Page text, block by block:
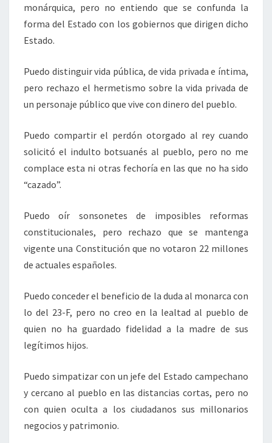
monárquica, pero no entiendo que se confunda la
forma del Estado con los gobiernos que dirigen dicho
Estado.
Puedo distinguir vida pública, de vida privada e íntima,
pero rechazo el hermetismo sobre la vida privada de
un personaje público que vive con dinero del pueblo.
Puedo compartir el perdón otorgado al rey cuando
solicitó el indulto botsuanés al pueblo, pero no me
complace esta ni otras fechoría en las que no ha sido
“cazado”.
Puedo oír sonsonetes de imposibles reformas
constitucionales, pero rechazo que se mantenga
vigente una Constitución que no votaron 22 millones
de actuales españoles.
Puedo conceder el beneficio de la duda al monarca con
lo del 23-F, pero no creo en la lealtad al pueblo de
quien no ha guardado fidelidad a la madre de sus
legítimos hijos.
Puedo simpatizar con un jefe del Estado campechano
y cercano al pueblo en las distancias cortas, pero no
con quien oculta a los ciudadanos sus millonarios
negocios y patrimonio.